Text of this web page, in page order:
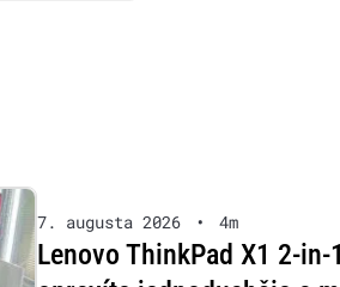
7. augusta 2026 • 4m
Lenovo ThinkPad X1 2-